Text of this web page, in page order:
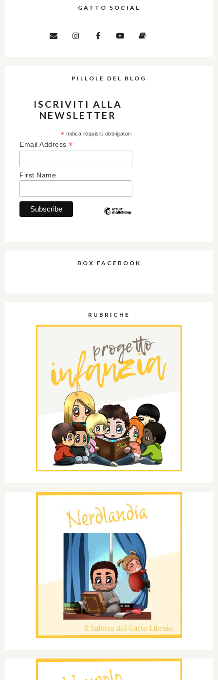
GATTO SOCIAL
PILLOLE DEL BLOG
ISCRIVITI ALLA
NEWSLETTER
* indica requisiti obbligatori
Email Address *
First Name
BOX FACEBOOK
RUBRICHE